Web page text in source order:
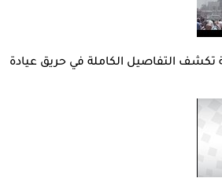
تكشف التفاصيل الكاملة في حريق عيادة